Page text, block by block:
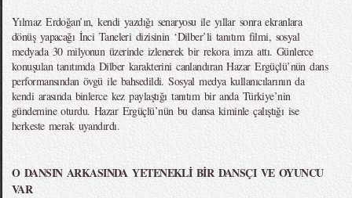
Yılmaz Erdoğan’ın, kendi yazdığı senaryosu ile yıllar sonra ekranlara
dönüş yapacağı İnci Taneleri dizisinin ‘Dilber’li tanıtım filmi, sosyal
medyada 30 milyonun üzerinde izlenerek bir rekora imza attı. Günlerce
konuşulan tanıtımda Dilber karakterini canlandıran Hazar Ergüçlü’nün dans
performansından övgü ile bahsedildi. Sosyal medya kullanıcılarının da
kendi arasında binlerce kez paylaştığı tanıtım bir anda Türkiye’nin
gündemine oturdu. Hazar Ergüçlü’nün bu dansa kiminle çalıştığı ise
herkeste merak uyandırdı.
O DANSIN ARKASINDA YETENEKLİ BİR DANSÇI VE OYUNCU
VAR